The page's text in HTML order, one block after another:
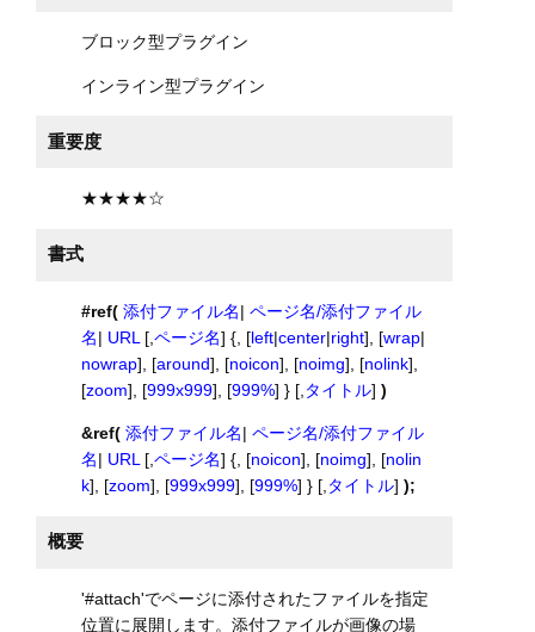
ブロック型プラグイン
インライン型プラグイン
重要度
★★★★☆
書式
#ref( 添付ファイル名|ページ名/添付ファイル
名| URL [,ページ名] {, [left|center|right], [wrap|
nowrap], [around], [noicon], [noimg], [nolink],
[zoom], [999x999], [999%] } [, タイトル])
&ref( 添付ファイル名|ページ名/添付ファイル
名| URL[,ページ名] {, [noicon], [noimg], [nolin
k], [zoom], [999x999], [999%] } [,タイトル]);
概要
'#attach'でページに添付されたファイルを指定
位置に展開します。添付ファイルが画像の場